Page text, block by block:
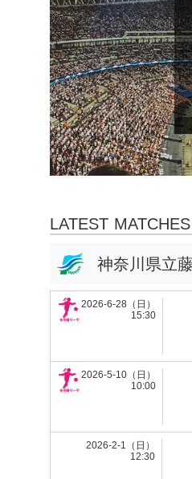
LATEST MATCHES
神奈川県立
2026-6-28（日）
15:30
2026-5-10（日）
10:00
2026-2-1（日）
12:30